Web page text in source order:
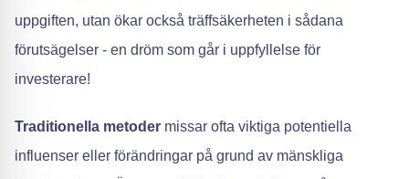
uppgiften, utan ökar också träffsäkerheten i sådana
förutsägelser - en dröm som går i uppfyllelse för
investerare!
Traditionella metoder missar ofta viktiga potentiella
influenser eller förändringar på grund av mänskliga